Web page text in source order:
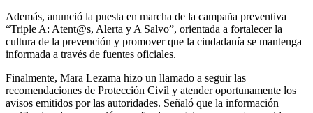
Además, anunció la puesta en marcha de la campaña preventiva
“Triple A: Atent@s, Alerta y A Salvo”, orientada a fortalecer la
cultura de la prevención y promover que la ciudadanía se mantenga
informada a través de fuentes oficiales.
Finalmente, Mara Lezama hizo un llamado a seguir las
recomendaciones de Protección Civil y atender oportunamente los
avisos emitidos por las autoridades. Señaló que la información